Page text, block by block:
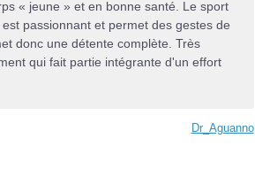
« jeune » et en bonne santé. Le sport
passionnant et permet des gestes de
donc une détente complète. Très
qui fait partie intégrante d'un effort
Dr_Aguanno